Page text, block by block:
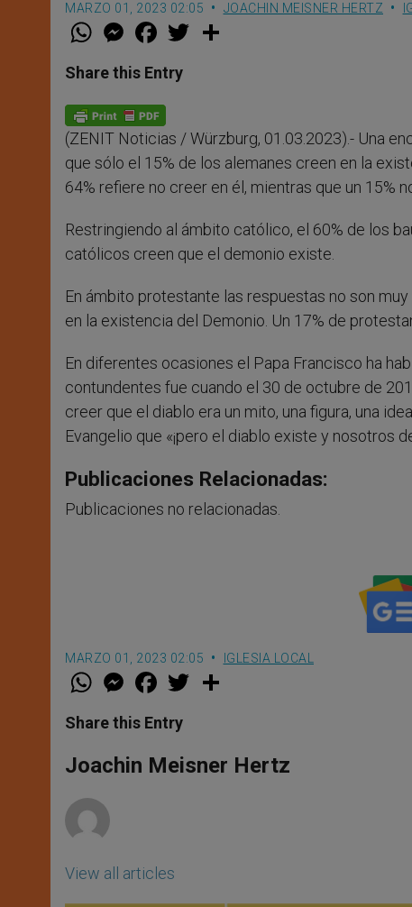
MARZO 01, 2023 02:05 JOACHIN MEISNER HERTZ
W
t
s
p
p
M
e
s
e
g
e
r
F
a
e
b
o
k
w
Share this Entry
(ZENIT Noticias / Würzburg, 01.03.2023).- Una
que sólo el 15% de los alemanes creen en la
64% refiere no creer en él, mientras que un 15%
Restringiendo al ámbito católico, el 60% de los
católicos creen que el demonio existe.
En ámbito protestante las respuestas no son
en la existencia del Demonio. Un 17% de
En diferentes ocasiones el Papa Francisco ha
contundentes fue cuando el 30 de octubre de
creer que el diablo era un mito, una figura, una
Evangelio que «¡pero el diablo existe y nosotros
Publicaciones Relacionadas:
Publicaciones no relacionadas.
MARZO 01, 2023 02:05 IGLESIA LOCAL
W
t
s
p
p
M
e
s
e
g
e
F
a
e
b
o
k
w
r
Share this Entry
Joachin Meisner Hertz
View all articles